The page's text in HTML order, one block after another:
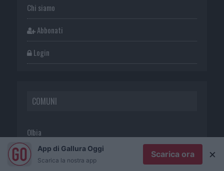
Chi siamo
Abbonati
Login
COMUNI
Olbia
Tempio Pausania
App di Gallura Oggi
Scarica la nostra app
Scarica ora ×